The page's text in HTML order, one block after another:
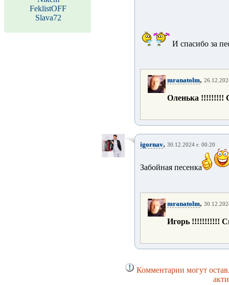
FeklistOFF
Slava72
И спасибо за
mranatolm,
Оленька !!!!!!!!!
igornav, 30.12.2024 г. 00:20
Забойная песенка
mranatolm,
Игорь !!!!!!!!!!!
Комментарии могут